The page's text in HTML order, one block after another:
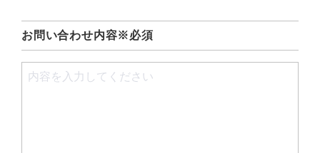
お問い合わせ内容※必須